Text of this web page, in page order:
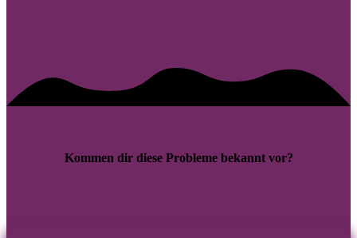
Kommen dir diese Probleme bekannt vor?